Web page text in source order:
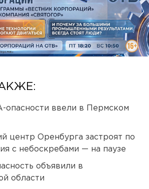
ввели в Пермском
центр Оренбурга застроят по
с небоскребами — на паузе
объявили в
области